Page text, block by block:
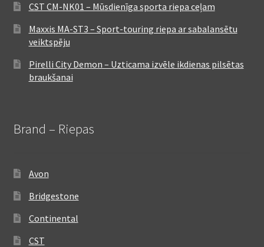
CST CM-NK01 – Mūsdienīga sporta riepa ceļam
Maxxis MA-ST3 – Sport-touring riepa ar sabalansētu
veiktspēju
Pirelli City Demon – Uzticama izvēle ikdienas pilsētas
braukšanai
Brand – Riepas
Avon
Bridgestone
Continental
CST